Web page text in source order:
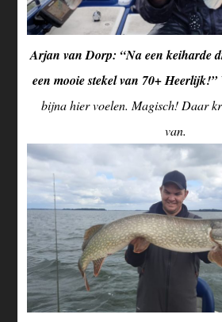
Arjan van Dorp: “Na een keiharde
een mooie stekel van 70+ Heerlijk!”
bijna hier voelen. Magisch! Daar
van.